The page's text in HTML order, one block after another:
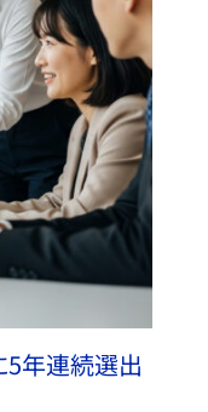
年連続選出